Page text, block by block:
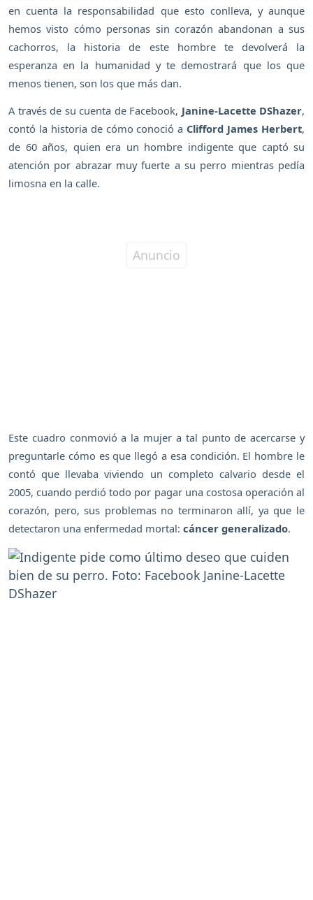
en cuenta la responsabilidad que esto conlleva, y aunque
hemos visto cómo personas sin corazón abandonan a sus
cachorros, la historia de este hombre te devolverá la
esperanza en la humanidad y te demostrará que los que
menos tienen, son los que más dan.
A través de su cuenta de Facebook, Janine-Lacette DShazer,
contó la historia de cómo conoció a Clifford James Herbert,
de 60 años, quien era un hombre indigente que captó su
atención por abrazar muy fuerte a su perro mientras pedía
limosna en la calle.
Este cuadro conmovió a la mujer a tal punto de acercarse y
preguntarle cómo es que llegó a esa condición. El hombre le
contó que llevaba viviendo un completo calvario desde el
2005, cuando perdió todo por pagar una costosa operación al
corazón, pero, sus problemas no terminaron allí, ya que le
detectaron una enfermedad mortal: cáncer generalizado.